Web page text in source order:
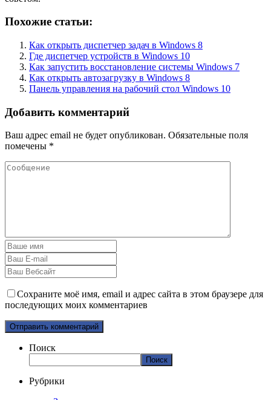
Похожие статьи:
Как открыть диспетчер задач в Windows 8
Где диспетчер устройств в Windows 10
Как запустить восстановление системы Windows 7
Как открыть автозагрузку в Windows 8
Панель управления на рабочий стол Windows 10
Добавить комментарий
Ваш адрес email не будет опубликован. Обязательные поля
помечены *
Сохраните моё имя, email и адрес сайта в этом браузере для
последующих моих комментариев
Поиск
Поиск
Рубрики